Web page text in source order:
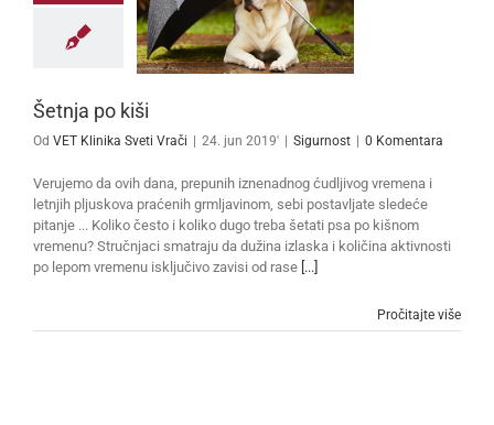
Šetnja po kiši
Od VET Klinika Sveti Vrači 24. jun 2019' Sigurnost 0 Komentara
Verujemo da ovih dana, prepunih iznenadnog ćudljivog vremena i
letnjih pljuskova praćenih grmljavinom, sebi postavljate sledeće
pitanje ... Koliko često i koliko dugo treba šetati psa po kišnom
vremenu? Stručnjaci smatraju da dužina izlaska i količina aktivnosti
po lepom vremenu isključivo zavisi od rase [...]
Pročitajte više